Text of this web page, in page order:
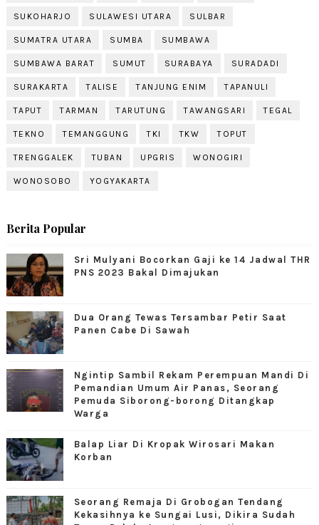
SUKOHARJO SULAWESI UTARA SULBAR
SUMATRA UTARA SUMBA SUMBAWA
SUMBAWA BARAT SUMUT SURABAYA SURADADI
SURAKARTA TALISE TANJUNG ENIM TAPANULI
TAPUT TARMAN TARUTUNG TAWANGSARI TEGAL
TEKNO TEMANGGUNG TKI TKW TOPUT
TRENGGALEK TUBAN UPGRIS WONOGIRI
WONOSOBO YOGYAKARTA
Berita Popular
Sri Mulyani Bocorkan Gaji ke 14 Jadwal THR
PNS 2023 Bakal Dimajukan
Dua Orang Tewas Tersambar Petir Saat
Panen Cabe Di Sawah
Ngintip Sambil Rekam Perempuan Mandi Di
Pemandian Umum Air Panas, Seorang
Pemuda Siborong-borong Ditangkap
Warga
Balap Liar Di Kropak Wirosari Makan
Korban
Seorang Remaja Di Grobogan Tendang
Kekasihnya ke Sungai Lusi, Dikira Sudah